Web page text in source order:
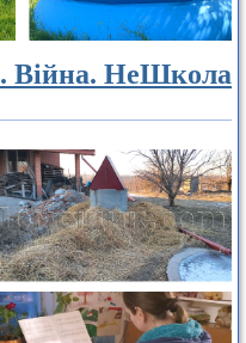
Війна. НеШкола